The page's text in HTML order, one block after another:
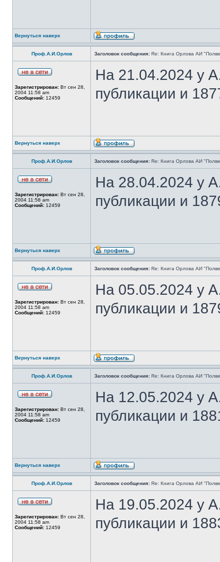
Вернуться наверх
Проф.А.И.Орлов Заголовок сообщения: Re: Книга Орлова АИ
Зарегистрирован: Вт сен 28,
2004 11:58 am
Сообщений: 12459
На 21.04.2024 у
публикации и
Вернуться наверх
Проф.А.И.Орлов Заголовок сообщения: Re: Книга Орлова АИ
Зарегистрирован: Вт сен 28,
2004 11:58 am
Сообщений: 12459
На 28.04.2024 у
публикации и
Вернуться наверх
Проф.А.И.Орлов Заголовок сообщения: Re: Книга Орлова АИ
Зарегистрирован: Вт сен 28,
2004 11:58 am
Сообщений: 12459
На 05.05.2024 у
публикации и
Вернуться наверх
Проф.А.И.Орлов Заголовок сообщения: Re: Книга Орлова АИ
Зарегистрирован: Вт сен 28,
2004 11:58 am
Сообщений: 12459
На 12.05.2024 у
публикации и
Вернуться наверх
Проф.А.И.Орлов Заголовок сообщения: Re: Книга Орлова АИ
Зарегистрирован: Вт сен 28,
2004 11:58 am
Сообщений: 12459
На 19.05.2024 у
публикации и